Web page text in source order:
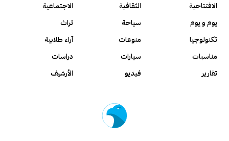
الافتتاحية
الثقافية
الاجتماعية
يوم و يوم
سياحة
تراث
تكنولوجيا
منوعات
آراء طلابية
مناسبات
سيارات
دراسات
تقارير
فيديو الأرشيف